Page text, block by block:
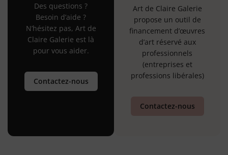
Des questions ?
Besoin d’aide ?
N’hésitez pas, Art de
Claire Galerie est là
pour vous aider.
Contactez-nous
Art de Claire Galerie
propose un outil de
financement d’œuvres
d’art réservé aux
professionnels
(entreprises et
professions libérales)
Contactez-nous